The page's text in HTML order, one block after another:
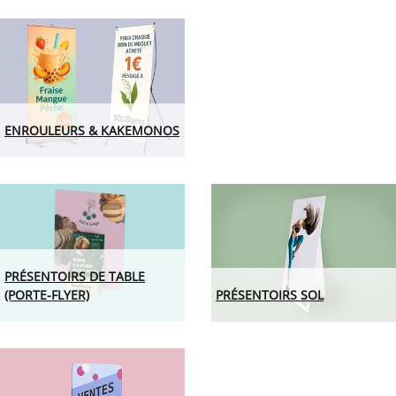
ENROULEURS & KAKEMONOS
PRÉSENTOIRS DE TABLE
(PORTE-FLYER)
PRÉSENTOIRS SOL